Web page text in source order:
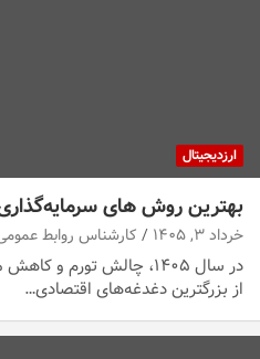
ارزدیجیتال
بهترین روش های سرمایه‌گذاری
خرداد ۳, ۱۴۰۵ کارشناس روابط عمومی
در سال ۱۴۰۵، چالش تورم
از بزرگترین دغدغه‌های اقتصادی…